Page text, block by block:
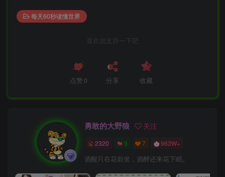
每天60秒读懂世界
喜欢就支持一下吧
点赞 0 分享 收藏
勇敢的大野狼 关注
2320 9 7 963W+
酒醒只在花前坐，酒醉还来花下眠。